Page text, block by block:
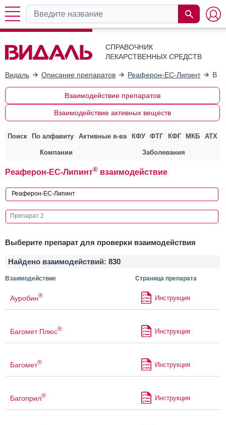
СПРАВОЧНИК
ЛЕКАРСТВЕННЫХ СРЕДСТВ
Видаль Описание препаратов Реаферон-ЕС-Липинт
Взаимодействие препаратов
Взаимодействие активных веществ
Поиск По алфавиту Активные в-ва КФУ ФТГ КФГ МКБ АТХ
Компании Заболевания
Реаферон-ЕС-Липинт® взаимодействие
Выберите препарат для проверки взаимодействия
Найдено взаимодействий: 830
Взаимодействие Страница препарата
Ауробин® Инструкция
Багомет Плюс® Инструкция
Багомет® Инструкция
Багоприл® Инструкция